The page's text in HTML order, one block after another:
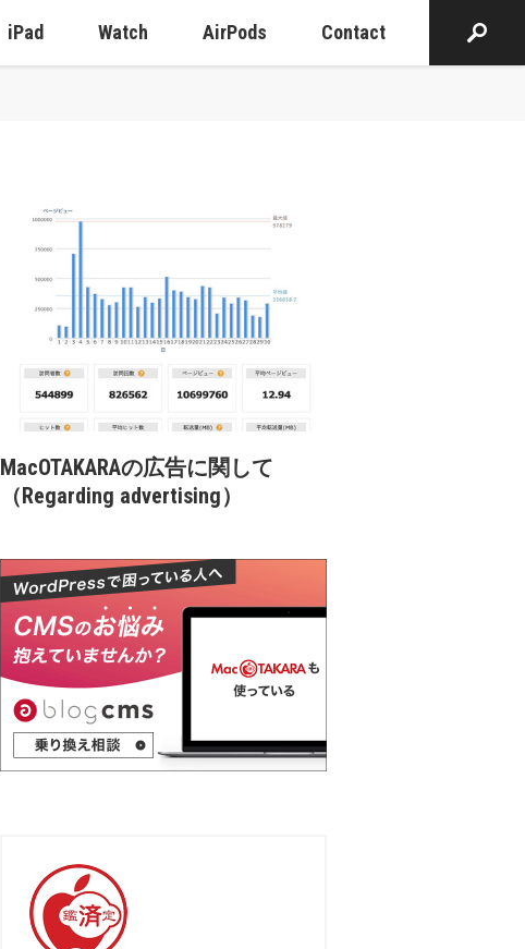
iPad Watch AirPods Contact
MacOTAKARAの広告に関して
（Regarding advertising）